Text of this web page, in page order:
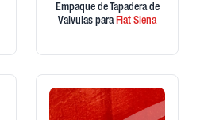
Empaque de Tapadera de
Valvulas paraFiat Siena